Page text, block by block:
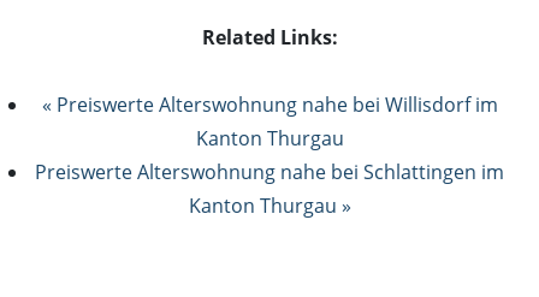
Related Links:
« Preiswerte Alterswohnung nahe bei Willisdorf im
Kanton Thurgau
Preiswerte Alterswohnung nahe bei Schlattingen im
Kanton Thurgau »